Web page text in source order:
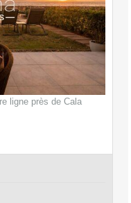
ligne près de Cala